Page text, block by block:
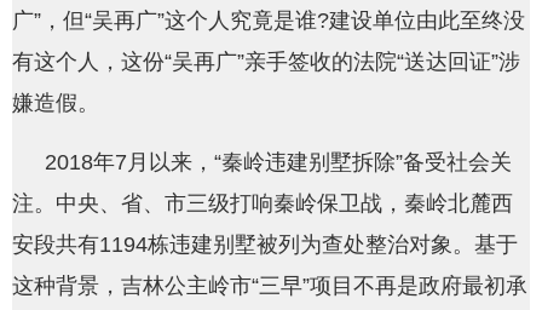
广”，但“吴再广”这个人究竟是谁?建设单位由此至终没
有这个人，这份“吴再广”亲手签收的法院“送达回证”涉
嫌造假。
2018年7月以来，“秦岭违建别墅拆除”备受社会关
注。中央、省、市三级打响秦岭保卫战，秦岭北麓西
安段共有1194栋违建别墅被列为查处整治对象。基于
这种背景，吉林公主岭市“三早”项目不再是政府最初承